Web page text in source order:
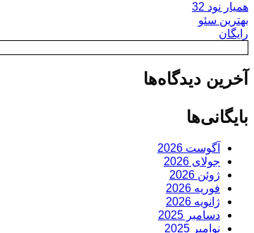
همیار نود 32
بهترین سئو
رایگان
آخرین دیدگاه‌ها
بایگانی‌ها
آگوست 2026
جولای 2026
ژوئن 2026
فوریه 2026
ژانویه 2026
دسامبر 2025
نوامبر 2025